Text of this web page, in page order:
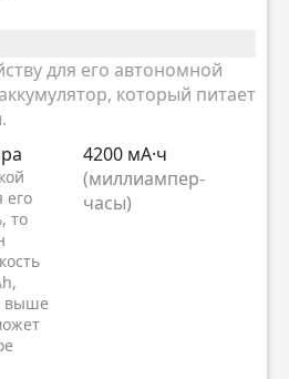
для его автономной
который питает
его
то
выше
4200 мА·ч
(миллиампер-
часы)